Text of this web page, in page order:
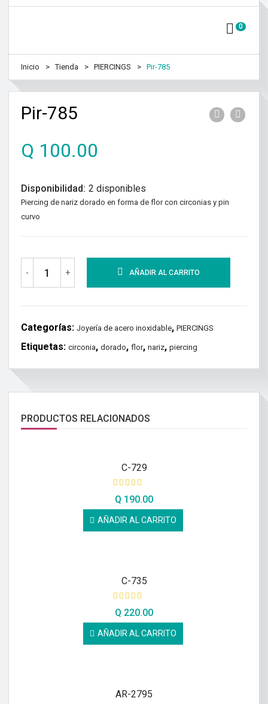
0
Inicio Tienda PIERCINGS Pir-785
Pir-785
Q 100.00
Disponibilidad: 2 disponibles
Piercing de nariz dorado en forma de flor con circonias y pin
curvo
- + AÑADIR AL CARRITO
Categorías: Joyería de acero inoxidable, PIERCINGS
Etiquetas: circonia, dorado, flor, nariz, piercing
PRODUCTOS RELACIONADOS
C-729
Q 190.00
AÑADIR AL CARRITO
C-735
Q 220.00
AÑADIR AL CARRITO
AR-2795